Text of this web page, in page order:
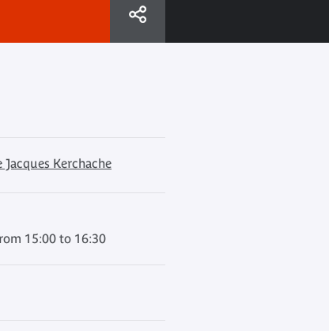
Kerchache
15:00 to 16:30